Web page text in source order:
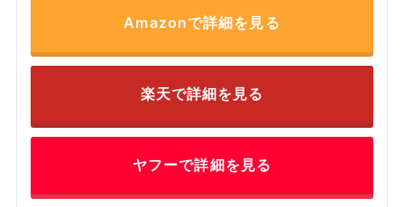
Amazonで詳細を見る
楽天で詳細を見る
ヤフーで詳細を見る